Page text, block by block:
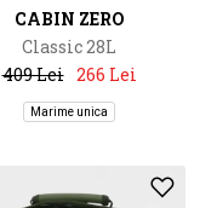
CABIN ZERO
Classic 28L
409 Lei 266 Lei
Marime unica